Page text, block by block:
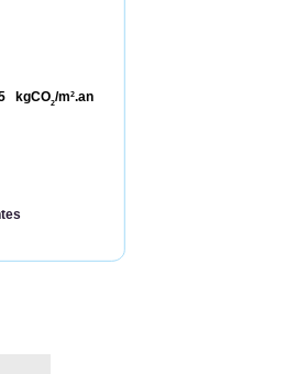
kgCO2/m2.an